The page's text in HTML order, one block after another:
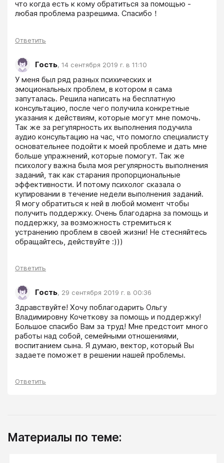
что когда есть к кому обратиться за помощью -
любая проблема разрешима. Спасибо！
Ответить
Гость, 14 сентября 2019 г. в 11:10
У меня был ряд разных психических и
эмоциональных проблем, в котором я сама
запуталась. Решила написать на бесплатную
консультацию, после чего получила конкретные
указания к действиям, которые могут мне помочь.
Так же за регулярность их выполнения подучила
аудио консультацию на час, что помогло специалисту
основательнее подойти к моей проблеме и дать мне
больше упражнений, которые помогут. Так же
психологу важна была моя регулярность выполнения
заданий, так как старания пропорциональные
эффективности. И потому психолог сказала о
купировании в течение недели выполнения заданий.
Я могу обратиться к ней в любой момент чтобы
получить поддержку. Очень благодарна за помощь и
поддержку, за возможность стремиться к
устранению проблем в своей жизни! Не стесняйтесь
обращайтесь, действуйте :)))
Ответить
Гость, 29 сентября 2019 г. в 00:36
Здравствуйте! Хочу поблагодарить Ольгу
Владимировну Кочеткову за помощь и поддержку!
Большое спасибо Вам за труд! Мне предстоит много
работы над собой, семейными отношениями,
воспитанием сына. Я думаю, вектор, который Вы
задаете поможет в решении нашей проблемы.
Ответить
Материалы по теме: